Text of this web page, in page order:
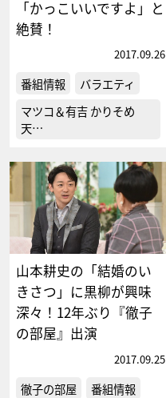
「かっこいいですよ」と
絶賛！
2017.09.26
番組情報
バラエティ
マツコ＆有吉 かりそめ
天…
山本耕史の「結婚のい
きさつ」に黒柳が興味
深々！12年ぶり『徹子
の部屋』出演
2017.09.25
徹子の部屋 番組情報